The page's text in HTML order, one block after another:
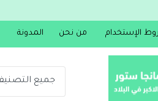
الإستخدام من نحن المدونة